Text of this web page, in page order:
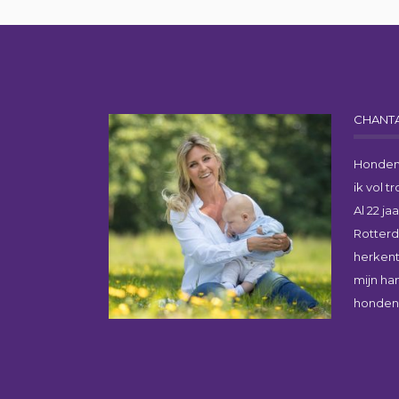
ik vol
Al 22
mijn